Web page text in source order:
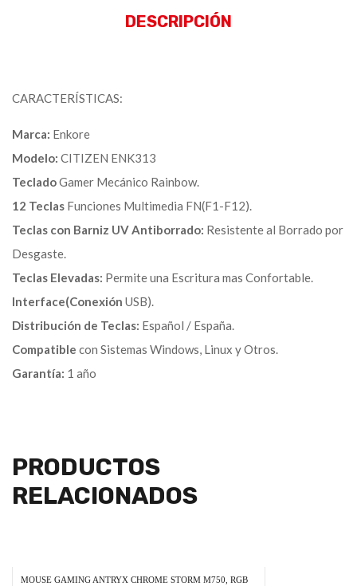
DESCRIPCIÓN
CARACTERÍSTICAS:
Marca: Enkore
Modelo: CITIZEN ENK313
TecladoGamer Mecánico Rainbow.
12 Teclas Funciones Multimedia FN(F1-F12).
Teclas con Barniz UV Antiborrado: Resistente al Borrado por
Desgaste.
Teclas Elevadas: Permite una Escritura mas Confortable.
Interface(Conexión USB).
Distribución de Teclas: Español / España.
Compatible con Sistemas Windows, Linux y Otros.
Garantía: 1 año
PRODUCTOS
RELACIONADOS
MOUSE GAMING ANTRYX CHROME STORM M750, RGB